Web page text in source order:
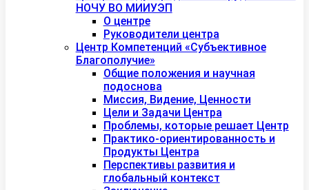
НОЧУ ВО МИИУЭП
О центре
Руководители центра
Центр Компетенций «Субъективное
Благополучие»
Общие положения и научная
подоснова
Миссия, Видение, Ценности
Цели и Задачи Центра
Проблемы, которые решает Центр
Практико-ориентированность и
Продукты Центра
Перспективы развития и
глобальный контекст